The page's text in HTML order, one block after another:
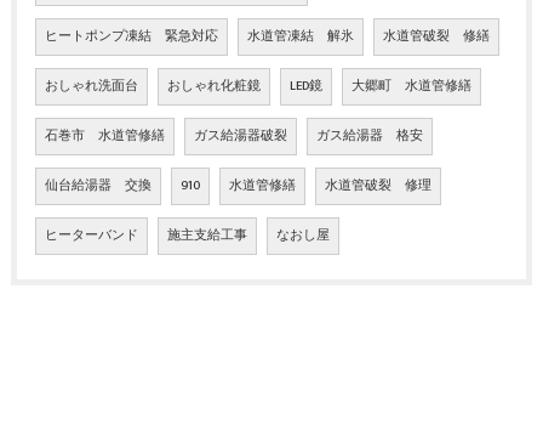
ヒートポンプ凍結 緊急対応 水道管凍結 解氷 水道管破裂 修繕
おしゃれ洗面台 おしゃれ化粧鏡 LED鏡 大郷町 水道管修繕
石巻市 水道管修繕 ガス給湯器破裂 ガス給湯器 格安
仙台給湯器 交換 910 水道管修繕 水道管破裂 修理
ヒーターバンド 施主支給工事 なおし屋